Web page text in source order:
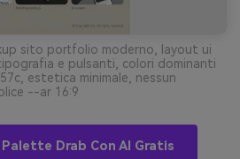
sito portfolio moderno, layout ui
e pulsanti, colori dominanti
estetica minimale, nessun
--ar 16:9
Palette Drab Con AI Gratis